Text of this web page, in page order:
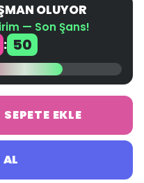
OLUYOR
— Son Şans!
: 50
SEPETE EKLE
AL